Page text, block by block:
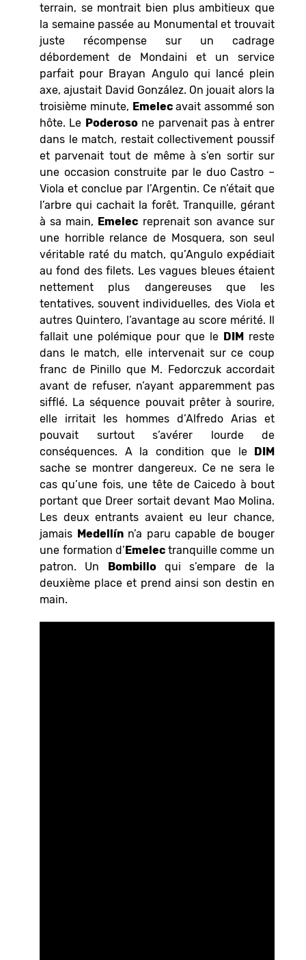
terrain, se montrait bien plus ambitieux que
la semaine passée au Monumental et trouvait
juste récompense sur un cadrage
débordement de Mondaini et un service
parfait pour Brayan Angulo qui lancé plein
axe, ajustait David González. On jouait alors la
troisième minute, Emelecavait assommé son
hôte. Le Poderosone parvenait pas à entrer
dans le match, restait collectivement poussif
et parvenait tout de même à s’en sortir sur
une occasion construite par le duo Castro –
Viola et conclue par l’Argentin. Ce n’était que
l’arbre qui cachait la forêt. Tranquille, gérant
à sa main, Emelec reprenait son avance sur
une horrible relance de Mosquera, son seul
véritable raté du match, qu’Angulo expédiait
au fond des filets. Les vagues bleues étaient
nettement plus dangereuses que les
tentatives, souvent individuelles, des Viola et
autres Quintero, l’avantage au score mérité. Il
fallait une polémique pour que le DIM reste
dans le match, elle intervenait sur ce coup
franc de Pinillo que M. Fedorczuk accordait
avant de refuser, n’ayant apparemment pas
sifflé. La séquence pouvait prêter à sourire,
elle irritait les hommes d’Alfredo Arias et
pouvait surtout s’avérer lourde de
conséquences. A la condition que le DIM
sache se montrer dangereux. Ce ne sera le
cas qu’une fois, une tête de Caicedo à bout
portant que Dreer sortait devant Mao Molina.
Les deux entrants avaient eu leur chance,
jamais Medellínn’a paru capable de bouger
une formation d’Emelec tranquille comme un
patron. Un Bombilloqui s’empare de la
deuxième place et prend ainsi son destin en
main.